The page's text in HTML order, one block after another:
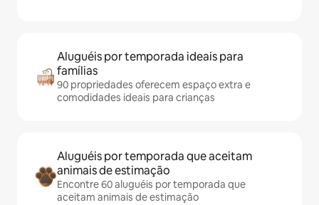
Aluguéis por temporada ideais para
famílias
90 propriedades oferecem espaço extra e
comodidades ideais para crianças
Aluguéis por temporada que aceitam
animais de estimação
Encontre 60 aluguéis por temporada que
aceitam animais de estimação